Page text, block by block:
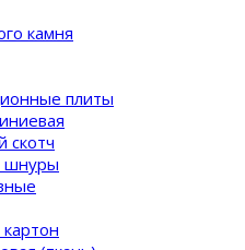
камня
плиты
скотч
шнуры